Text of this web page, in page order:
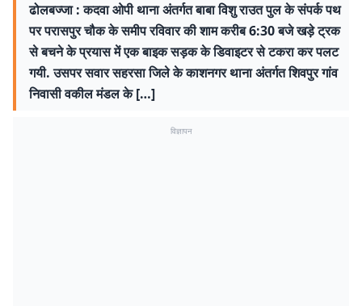
ढोलबज्जा : कदवा ओपी थाना अंतर्गत बाबा विशु राउत पुल के संपर्क पथ
पर परासपुर चौक के समीप रविवार की शाम करीब 6:30 बजे खड़े ट्रक
से बचने के प्रयास में एक बाइक सड़क के डिवाइटर से टकरा कर पलट
गयी. उसपर सवार सहरसा जिले के काशनगर थाना अंतर्गत शिवपुर गांव
निवासी वकील मंडल के […]
विज्ञापन